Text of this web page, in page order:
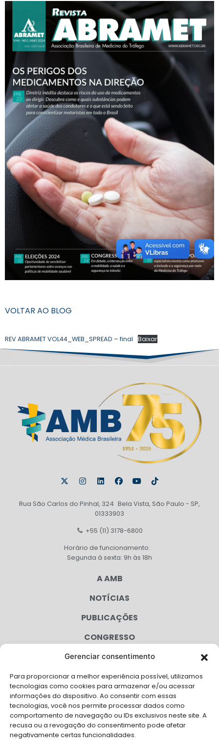
Gerenciar consentimento
Para proporcionar a melhor experiência possível, utilizamos
tecnologias como cookies para armazenar e/ou acessar
informações do dispositivo. Ao consentir com essas
tecnologias, você nos permite processar dados como
comportamento de navegação ou IDs exclusivos neste site. A
recusa ou a revogação do consentimento pode afetar
negativamente certas funcionalidades.
VOLTAR AO BLOG
REV ABRAMET VOL44_WEB_SPREAD – final Baixar
Rua São Carlos do Pinhal, 324 Bela Vista, São Paulo - SP,
01333903
+55 (11) 3178-6800
Horário de funcionamento:
Segunda à sexta: 9h às 18h
A AMB
NOTÍCIAS
PUBLICAÇÕES
CONGRESSO
AGENDA
CAMPANHAS
SERVIÇOS
FILIADAS
LGPD